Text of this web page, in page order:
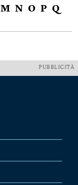
M N O P Q
PUBBLICITÀ